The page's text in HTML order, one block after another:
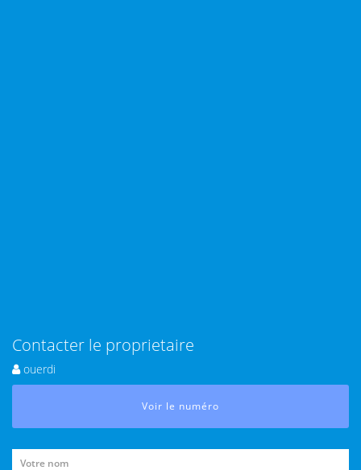
Contacter le proprietaire
ouerdi
Voir le numéro